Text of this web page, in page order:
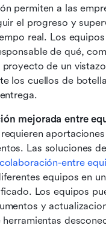
permiten a las
el progreso y
real. Los
de qué,
de un
los cuellos de
mejorada entre
Las soluciones
colaboración-entre
equipos en
Los equipos
y